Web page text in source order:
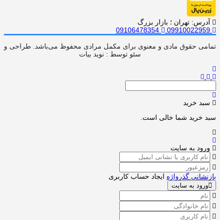
آدرس: تهران ؛ بازار بزرگ
09910022959
09106478354
تمامی حقوق مادی و معنوی برای مکمل مرادی محفوظ می‌باشد. طراحی و
سئو توسط : نوید بیات
سبد خرید
سبد خرید شما خالی است.
ورود به سایت
بازنشانی گذرواژه ایجاد حساب کاربری
ورود به سایت